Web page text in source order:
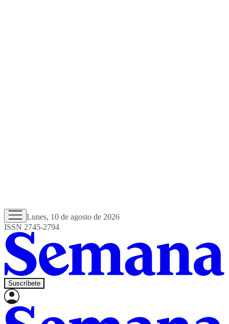
Lunes, 10 de agosto de 2026
ISSN 2745-2794
Suscríbete